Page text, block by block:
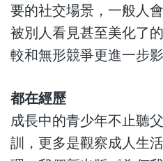
要的社交場景，一般人
被別人看見甚至美化了
較和無形競爭更進一步
都在經歷
成長中的青少年不止聽
訓，更多是觀察成人生